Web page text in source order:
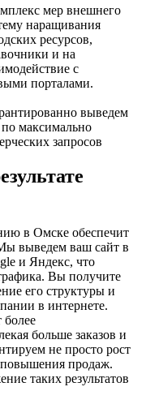
мер внешнего
наращивания
ресурсов,
и на
с
порталами.
выведем
максимально
запросов
в Омске обеспечит
выведем ваш сайт в
и Яндекс, что
Вы получите
его структуры и
в интернете.
более
больше заказов и
не просто рост
повышения продаж.
таких результатов